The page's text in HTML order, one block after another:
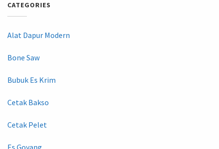
CATEGORIES
Alat Dapur Modern
Bone Saw
Bubuk Es Krim
Cetak Bakso
Cetak Pelet
Es Goyang